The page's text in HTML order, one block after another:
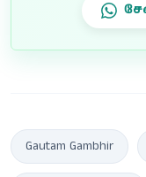
Gautam Gambhir